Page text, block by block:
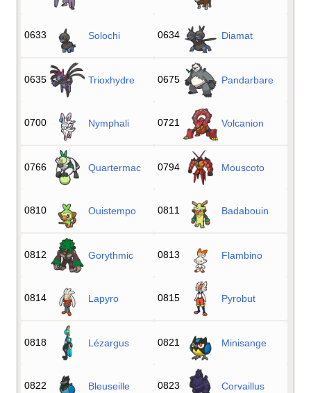
0633 Solochi 0634 Diamat
0635 Trioxhydre 0675 Pandarbare
0700 Nymphali 0721 Volcanion
0766 Quartermac 0794 Mouscoto
0810 Ouistempo 0811 Badabouin
0812 Gorythmic 0813 Flambino
0814 Lapyro 0815 Pyrobut
0818 Lézargus 0821 Minisange
0822 Bleuseille 0823 Corvaillus